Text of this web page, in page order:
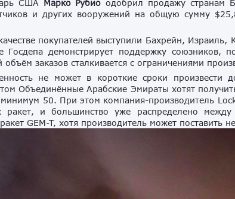
США Марко Рубио одобрил продажу странам
и других вооружений на общую сумму $
покупателей выступили Бахрейн,
Госдепа демонстрирует поддержку союзников,
заказов сталкивается с ограничениями
не может в короткие сроки произвести
Объединённые Арабские Эмираты хотят
50. При этом компания-производитель
и большинство уже распределено между
GEM-T, хотя производитель может поставить